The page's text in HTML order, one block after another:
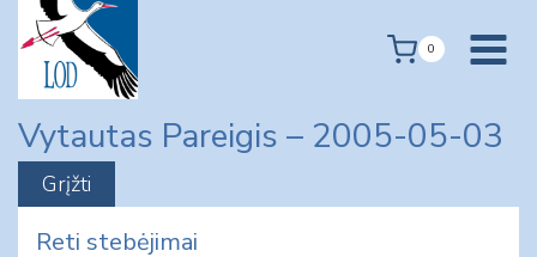
content
0
Vytautas Pareigis – 2005-05-03
Reti stebėjimai